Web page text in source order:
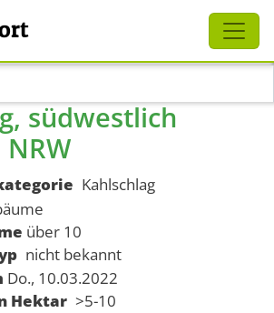
südwestlich
Kahlschlag
über 10
nicht bekannt
Do., 10.03.2022
Hektar >5-10
Schliessen